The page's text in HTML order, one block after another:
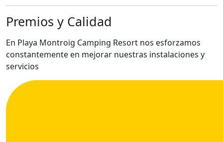
Premios y Calidad
En Playa Montroig Camping Resort nos esforzamos
constantemente en mejorar nuestras instalaciones y
servicios